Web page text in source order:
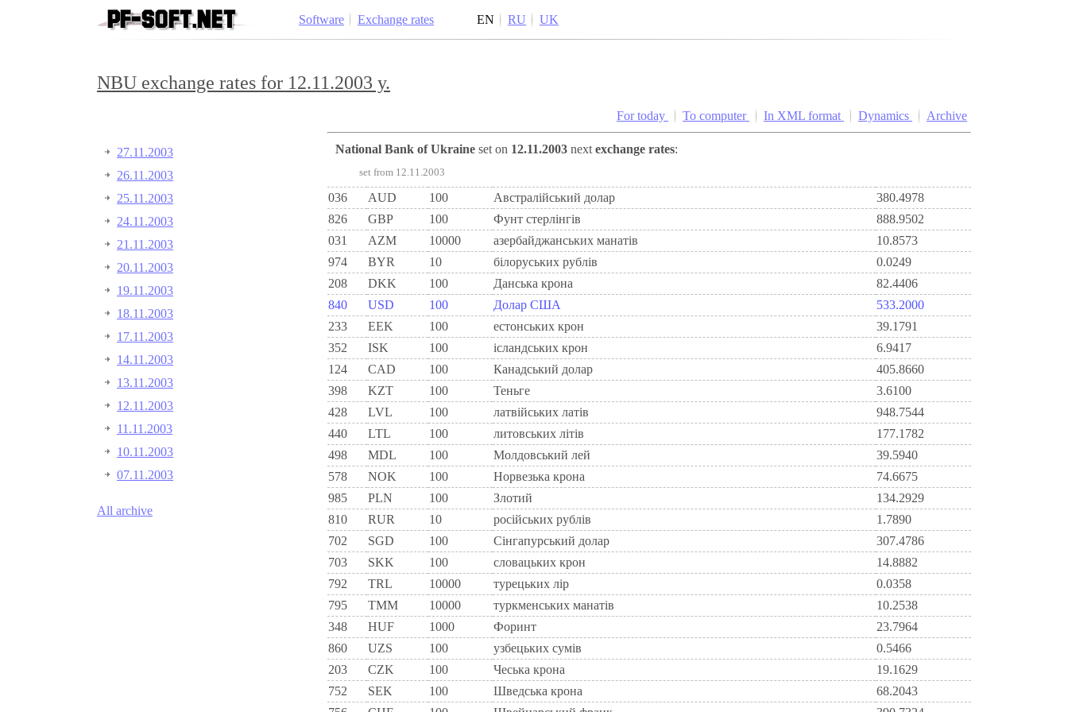
Software Exchange rates EN RU UK
NBU exchange rates for 12.11.2003 y.
27.11.2003
26.11.2003
25.11.2003
24.11.2003
21.11.2003
20.11.2003
19.11.2003
18.11.2003
17.11.2003
14.11.2003
13.11.2003
12.11.2003
11.11.2003
10.11.2003
07.11.2003
All archive
For today To computer In XML format Dynamics Archive
National Bank of Ukraine set on 12.11.2003 next exchange rates:
set from 12.11.2003
036 AUD 100 Австралійський долар
380.4978
826
GBP 100 Фунт стерлінгів
888.9502
031
AZM 10000 азербайджанських манатів
10.8573
974
BYR 10 білоруських рублів
0.0249
208
DKK 100 Данська крона
82.4406
840
USD 100 Долар США
533.2000
233
EEK 100 естонських крон
39.1791
352
ISK 100 ісландських крон
6.9417
124
CAD 100 Канадський долар
405.8660
398
KZT 100 Теньге
3.6100
428
LVL 100 латвійських латів
948.7544
440
LTL 100 литовських літів
177.1782
498
MDL 100 Молдовський лей
39.5940
578
NOK 100 Норвезька крона
74.6675
985
PLN 100 Злотий
134.2929
810
RUR 10 росiйських рублiв
1.7890
702
SGD 100 Сінгапурський долар
307.4786
703
SKK 100 словацьких крон
14.8882
792
TRL 10000 турецьких лір
0.0358
795
TMM 10000 туркменських манатів
10.2538
348
HUF 1000 Форинт
23.7964
860
UZS 100 узбецьких сумів
0.5466
203
CZK 100 Чеська крона
19.1629
752
SEK 100 Шведська крона
68.2043